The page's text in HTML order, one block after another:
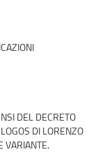
DEL DECRETO
DI LORENZO